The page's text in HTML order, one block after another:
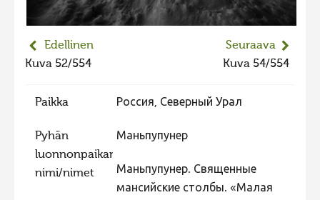
Liikkuvat kuvat 2020
Hiite kuvavõistlus 2019
Hiite kuvavõistlus 2018
Hiite kuvavõistlus 2015
Hiite kuvavõistlus 2014
Hiite kuvavõistlus 2013
Edellinen
Kuva 52/554
Seuraava
Kuva 54/554
Paikka Россия, Северный Урал
Pyhän
luonnonpaikan
nimi/nimet
Маньпупунер
Маньпупунер. Священные
мансийские столбы. «Малая